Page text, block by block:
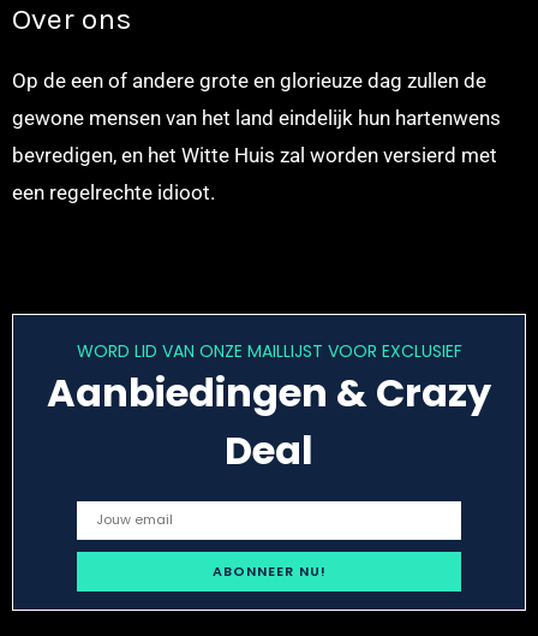
Over ons
Op de een of andere grote en glorieuze dag zullen de
gewone mensen van het land eindelijk hun hartenwens
bevredigen, en het Witte Huis zal worden versierd met
een regelrechte idioot.
WORD LID VAN ONZE MAILLIJST VOOR EXCLUSIEF
Aanbiedingen & Crazy
Deal